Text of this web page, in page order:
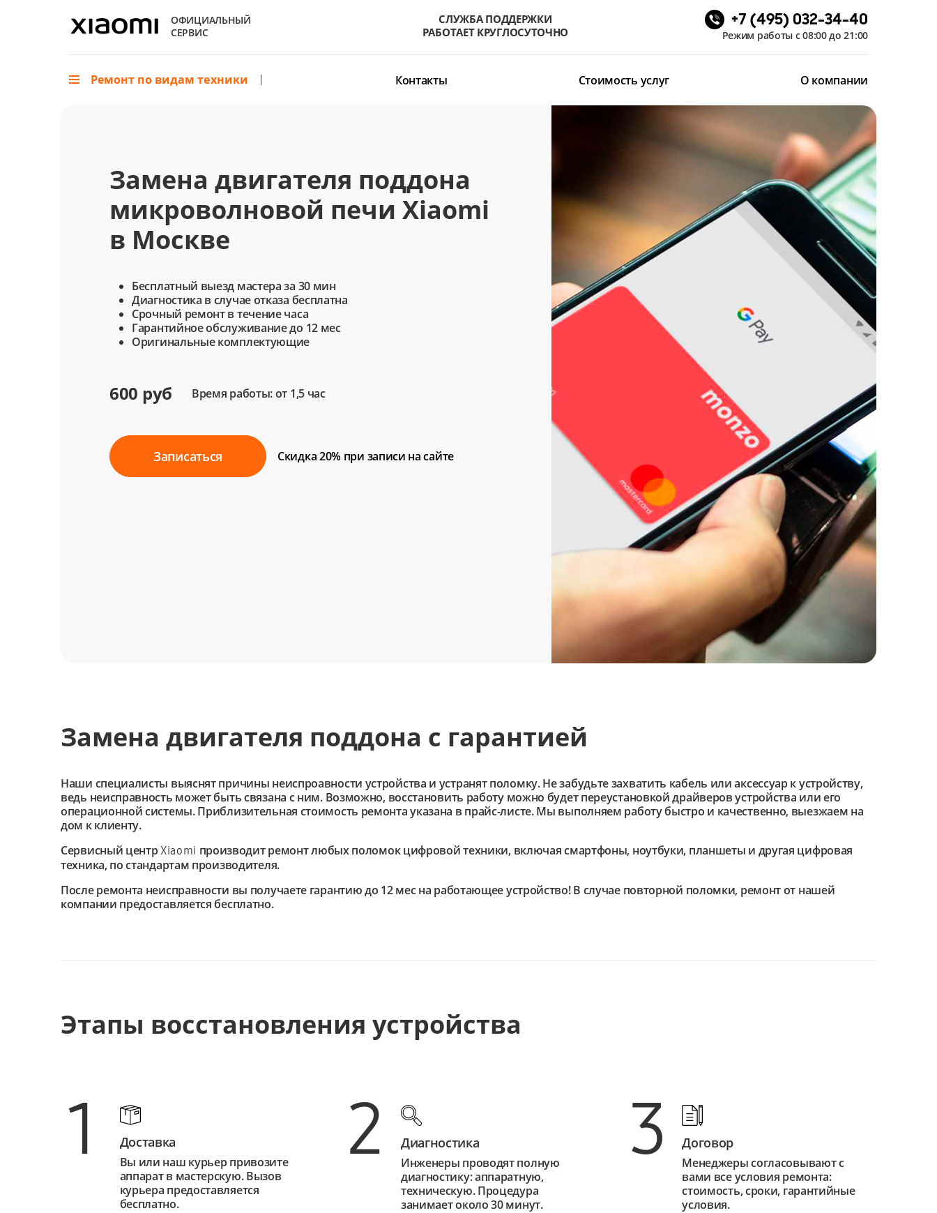
ОФИЦИАЛЬНЫЙ
СЕРВИС
СЛУЖБА ПОДДЕРЖКИ
РАБОТАЕТ КРУГЛОСУТОЧНО
+7 (495) 032-34-40
Режим работы с 08:00 до 21:00
Ремонт по видам техники Контакты Стоимость услуг О компании
Замена двигателя поддона
микроволновой печи Xiaomi
в Москве
Бесплатный выезд мастера за 30 мин
Диагностика в случае отказа бесплатна
Срочный ремонт в течение часа
Гарантийное обслуживание до 12 мес
Оригинальные комплектующие
600 руб Время работы: от 1,5 час
Записаться Скидка 20% при записи на сайте
Замена двигателя поддона с гарантией
Наши специалисты выяснят причины неиспроавности устройства и устранят поломку. Не забудьте захватить кабель или аксессуар к устройству,
ведь неисправность может быть связана с ним. Возможно, восстановить работу можно будет переустановкой драйверов устройства или его
операционной системы. Приблизительная стоимость ремонта указана в прайс-листе. Мы выполняем работу быстро и качественно, выезжаем на
дом к клиенту.
Сервисный центрXiaomi производит ремонт любых поломок цифровой техники, включая смартфоны, ноутбуки, планшеты и другая цифровая
техника, по стандартам производителя.
После ремонта неисправности вы получаете гарантию до 12 мес на работающее устройство! В случае повторной поломки, ремонт от нашей
компании предоставляется бесплатно.
Этапы восстановления устройства
1 Доставка
Вы или наш курьер привозите
аппарат в мастерскую. Вызов
курьера предоставляется
бесплатно.
2 Диагностика
Инженеры проводят полную
диагностику: аппаратную,
техническую. Процедура
занимает около 30 минут.
3 Договор
Менеджеры согласовывают с
вами все условия ремонта:
стоимость, сроки, гарантийные
условия.